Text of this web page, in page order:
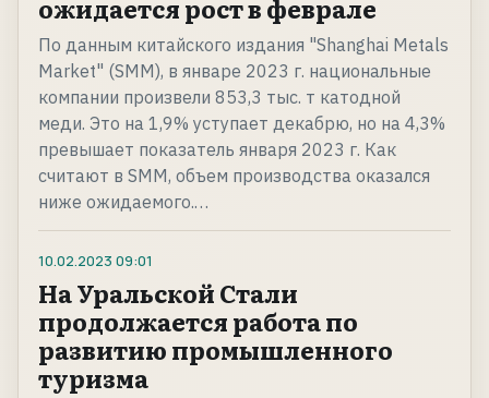
ожидается рост в феврале
По данным китайского издания "Shanghai Metals
Market" (SMM), в январе 2023 г. национальные
компании произвели 853,3 тыс. т катодной
меди. Это на 1,9% уступает декабрю, но на 4,3%
превышает показатель января 2023 г. Как
считают в SMM, объем производства оказался
ниже ожидаемого.…
10.02.2023 09:01
На Уральской Стали
продолжается работа по
развитию промышленного
туризма